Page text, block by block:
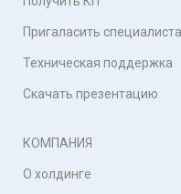
Пригаласить специалиста
Техническая поддержка
Скачать презентацию
КОМПАНИЯ
О холдинге